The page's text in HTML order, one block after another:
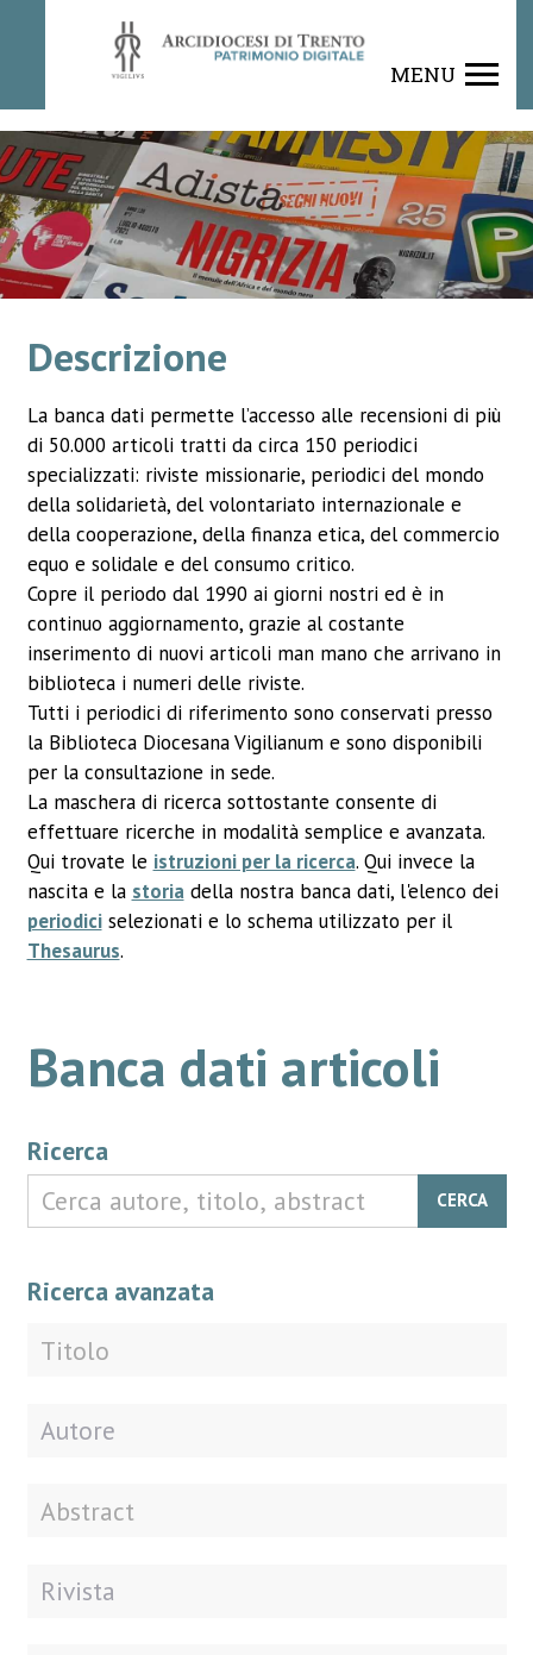
MENU
Descrizione
La banca dati permette l’accesso alle recensioni di più
di 50.000 articoli tratti da circa 150 periodici
specializzati: riviste missionarie, periodici del mondo
della solidarietà, del volontariato internazionale e
della cooperazione, della finanza etica, del commercio
equo e solidale e del consumo critico.
Copre il periodo dal 1990 ai giorni nostri ed è in
continuo aggiornamento, grazie al costante
inserimento di nuovi articoli man mano che arrivano in
biblioteca i numeri delle riviste.
Tutti i periodici di riferimento sono conservati presso
la Biblioteca Diocesana Vigilianum e sono disponibili
per la consultazione in sede.
La maschera di ricerca sottostante consente di
effettuare ricerche in modalità semplice e avanzata.
Qui trovate le istruzioni per la ricerca. Qui invece la
nascita e la storiadella nostra banca dati, l'elenco dei
periodiciselezionati e lo schema utilizzato per il
Thesaurus.
Banca dati articoli
Ricerca
CERCA
Ricerca avanzata